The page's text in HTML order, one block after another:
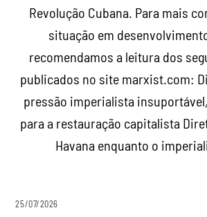
Revolução Cubana. Para mais
situação em
recomendamos a leitura dos
publicados no site marxist.com:
pressão imperialista
para a restauração capitalista
Havana enquanto o
25/07/2026